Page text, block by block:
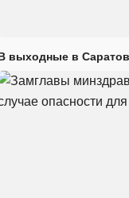
выходные в